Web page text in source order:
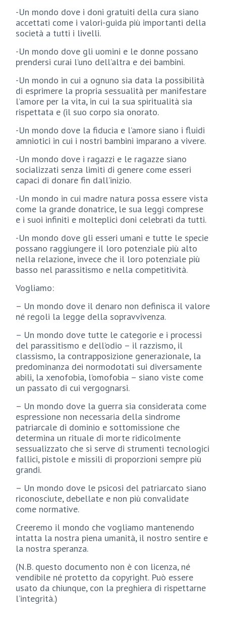
-Un mondo dove i doni gratuiti della cura siano
accettati come i valori-guida più importanti della
società a tutti i livelli.
-Un mondo dove gli uomini e le donne possano
prendersi curai l’uno dell’altra e dei bambini.
-Un mondo in cui a ognuno sia data la possibilità
di esprimere la propria sessualità per manifestare
l’amore per la vita, in cui la sua spiritualità sia
rispettata e (il suo corpo sia onorato.
-Un mondo dove la fiducia e l’amore siano i fluidi
amniotici in cui i nostri bambini imparano a vivere.
-Un mondo dove i ragazzi e le ragazze siano
socializzati senza limiti di genere come esseri
capaci di donare fin dall’inizio.
-Un mondo in cui madre natura possa essere vista
come la grande donatrice, le sua leggi comprese
e i suoi infiniti e molteplici doni celebrati da tutti.
-Un mondo dove gli esseri umani e tutte le specie
possano raggiungere il loro potenziale più alto
nella relazione, invece che il loro potenziale più
basso nel parassitismo e nella competitività.
Vogliamo:
– Un mondo dove il denaro non definisca il valore
né regoli la legge della sopravvivenza.
– Un mondo dove tutte le categorie e i processi
del parassitismo e dell’odio – il razzismo, il
classismo, la contrapposizione generazionale, la
predominanza dei normodotati sui diversamente
abili, la xenofobia, l’omofobia – siano viste come
un passato di cui vergognarsi.
– Un mondo dove la guerra sia considerata come
espressione non necessaria della sindrome
patriarcale di dominio e sottomissione che
determina un rituale di morte ridicolmente
sessualizzato che si serve di strumenti tecnologici
fallici, pistole e missili di proporzioni sempre più
grandi.
– Un mondo dove le psicosi del patriarcato siano
riconosciute, debellate e non più convalidate
come normative.
Creeremo il mondo che vogliamo mantenendo
intatta la nostra piena umanità, il nostro sentire e
la nostra speranza.
(N.B. questo documento non è con licenza, né
vendibile né protetto da copyright. Può essere
usato da chiunque, con la preghiera di rispettarne
l’integrità.)